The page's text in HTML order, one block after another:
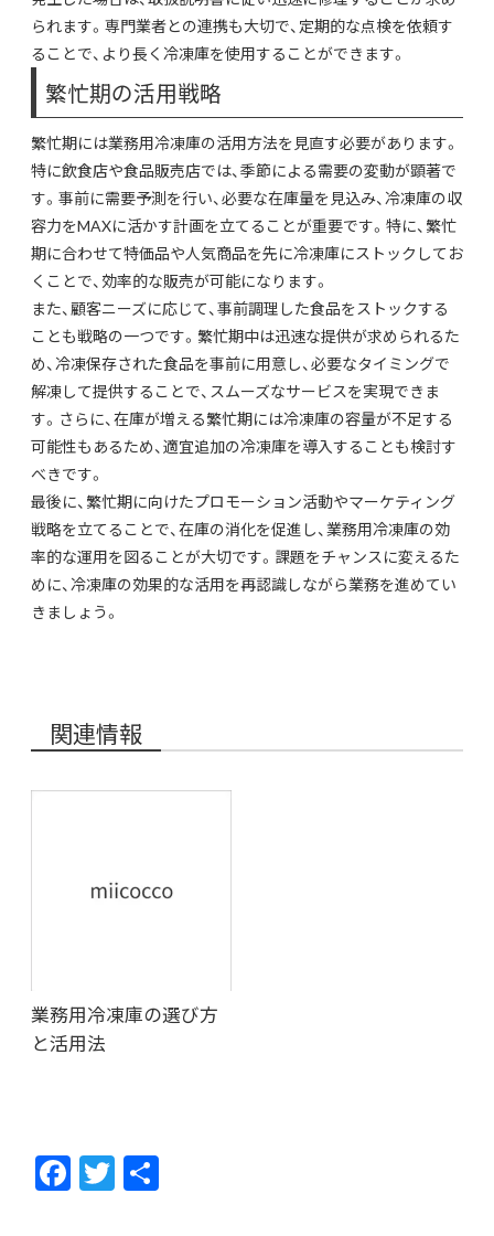
られます。専門業者との連携も大切で、定期的な点検を依頼す
ることで、より長く冷凍庫を使用することができます。
繁忙期の活用戦略
繁忙期には業務用冷凍庫の活用方法を見直す必要があります。
特に飲食店や食品販売店では、季節による需要の変動が顕著で
す。事前に需要予測を行い、必要な在庫量を見込み、冷凍庫の収
容力をMAXに活かす計画を立てることが重要です。特に、繁忙
期に合わせて特価品や人気商品を先に冷凍庫にストックしてお
くことで、効率的な販売が可能になります。
また、顧客ニーズに応じて、事前調理した食品をストックする
ことも戦略の一つです。繁忙期中は迅速な提供が求められるた
め、冷凍保存された食品を事前に用意し、必要なタイミングで
解凍して提供することで、スムーズなサービスを実現できま
す。さらに、在庫が増える繁忙期には冷凍庫の容量が不足する
可能性もあるため、適宜追加の冷凍庫を導入することも検討す
べきです。
最後に、繁忙期に向けたプロモーション活動やマーケティング
戦略を立てることで、在庫の消化を促進し、業務用冷凍庫の効
率的な運用を図ることが大切です。課題をチャンスに変えるた
めに、冷凍庫の効果的な活用を再認識しながら業務を進めてい
きましょう。
関連情報
業務用冷凍庫の選び方
と活用法
F
ac
T
w